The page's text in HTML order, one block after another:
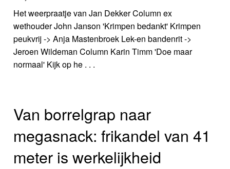
Het weerpraatje van Jan Dekker Column ex
wethouder John Janson 'Krimpen bedankt' Krimpen
peukvrij -> Anja Mastenbroek Lek-en bandenrit ->
Jeroen Wildeman Column Karin Timm 'Doe maar
normaal' Kijk op he . . .
Van borrelgrap naar
megasnack: frikandel van 41
meter is werkelijkheid